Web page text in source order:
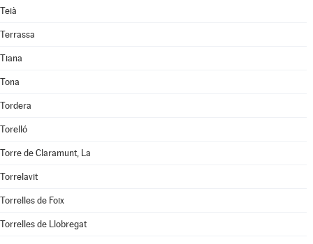
Teià
Terrassa
Tiana
Tona
Tordera
Torelló
Torre de Claramunt, La
Torrelavit
Torrelles de Foix
Torrelles de Llobregat